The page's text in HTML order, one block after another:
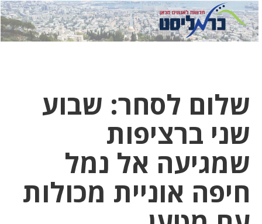
לחץ
כאן
לחץ
כדי
שלום לסחר: שבוע
שני ברציפות
שמגיעה אל נמל
חיפה אוניית מכולות